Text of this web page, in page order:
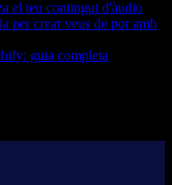
el teu contingut d'àudio
per crear veus de por amb
guia completa